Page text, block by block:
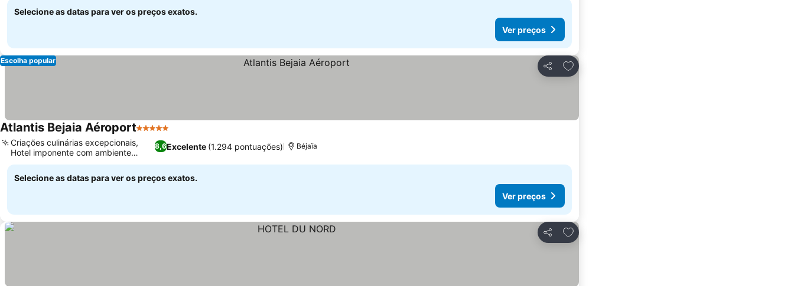
Selecione as datas para ver os preços exatos.
Ver preços
Partilhar
Adicionar aos favoritos
Escolha popular
Atlantis Bejaia Aéroport5 Estrelas
8,6Excelente (1.294 pontuações)
Criações culinárias excepcionais,
Hotel imponente com ambiente
grandioso
Béjaïa
Selecione as datas para ver os preços exatos.
Ver preços
Partilhar
Adicionar aos favoritos